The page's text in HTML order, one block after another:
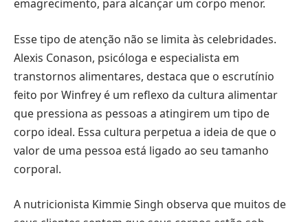
emagrecimento, para alcançar um corpo menor.
Esse tipo de atenção não se limita às celebridades.
Alexis Conason, psicóloga e especialista em
transtornos alimentares, destaca que o escrutínio
feito por Winfrey é um reflexo da cultura alimentar
que pressiona as pessoas a atingirem um tipo de
corpo ideal. Essa cultura perpetua a ideia de que o
valor de uma pessoa está ligado ao seu tamanho
corporal.
A nutricionista Kimmie Singh observa que muitos de